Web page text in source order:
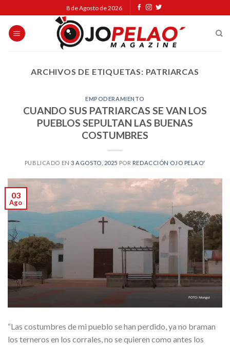
to
content
8 de Agosto de 2026
ARCHIVOS DE ETIQUETAS: PATRIARCAS
EMPODERAMIENTO
CUANDO SUS PATRIARCAS SE VAN LOS
PUEBLOS SEPULTAN LAS BUENAS
COSTUMBRES
PUBLICADO EN3 AGOSTO, 2025 POR REDACCIÓN OJO PELAO'
03
Ago
“Las costumbres de mi pueblo se han perdido, ya no braman
los terneros en los corrales, no se quieren como antes los